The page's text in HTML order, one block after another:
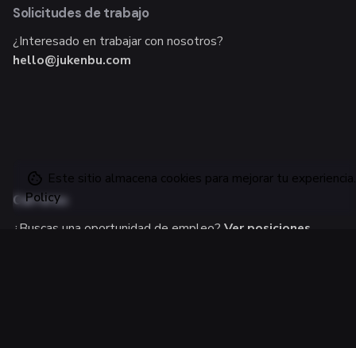
Solicitudes de trabajo
¿Interesado en trabajar con nosotros?
hello@jukenbu.com
Carreras
¿Buscas una oportunidad de empleo? Ver posiciones
Este sitio almacena cookies para mejorar tu
Policy